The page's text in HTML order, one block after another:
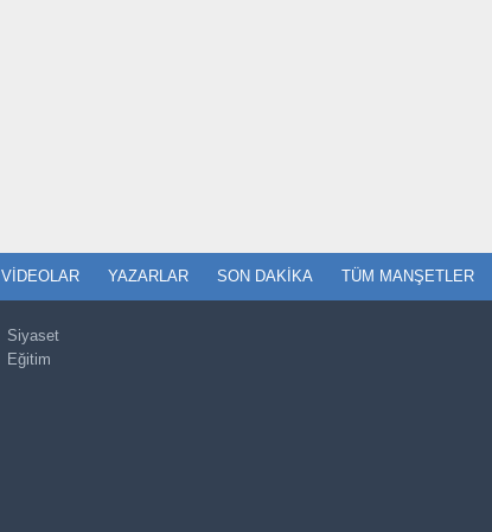
VIDEOLAR YAZARLAR SON DAKIKA TÜM MANŞETLER
Siyaset
Eğitim